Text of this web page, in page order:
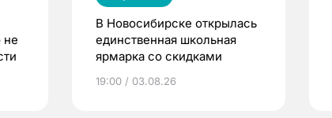
не
В Новосибирске открылась
единственная школьная
ярмарка со скидками
19:00 / 03.08.26